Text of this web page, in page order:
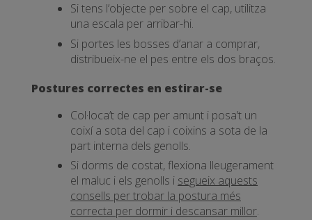
Si tens l’objecte per sobre el cap, utilitza
una escala per arribar-hi.
Si portes les bosses d’anar a comprar,
distribueix-ne el pes entre els dos braços.
Postures correctes en estirar-se
Col·loca’t de cap per amunt i posa’t un
coixí a sota del cap i coixins a sota de la
part interna dels genolls.
Si dorms de costat, flexiona lleugerament
el maluc i els genolls i segueix aquests
consells per trobar la postura més
correcta per dormir i descansar millor.